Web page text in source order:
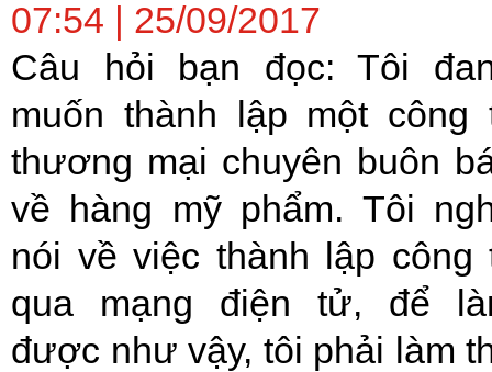
07:54 | 25/09/2017
Câu hỏi bạn đọc: Tôi
muốn thành lập một công
thương mại chuyên buôn
về hàng mỹ phẩm. Tôi
nói về việc thành lập công
qua mạng điện tử, để
được như vậy, tôi phải làm